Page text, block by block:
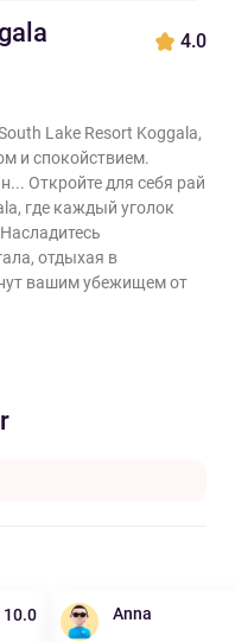
4.0
Lake Resort Koggala,
и спокойствием.
Откройте для себя рай
где каждый уголок
отдыхая в
вашим убежищем от
10.0 Anna